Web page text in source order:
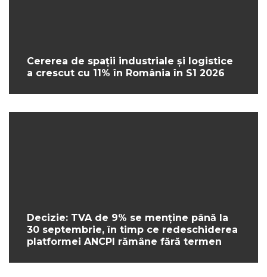
Cererea de spații industriale și logistice
a crescut cu 11% în România în S1 2026
Decizie: TVA de 9% se menține până la
30 septembrie, în timp ce redeschiderea
platformei ANCPI rămâne fără termen